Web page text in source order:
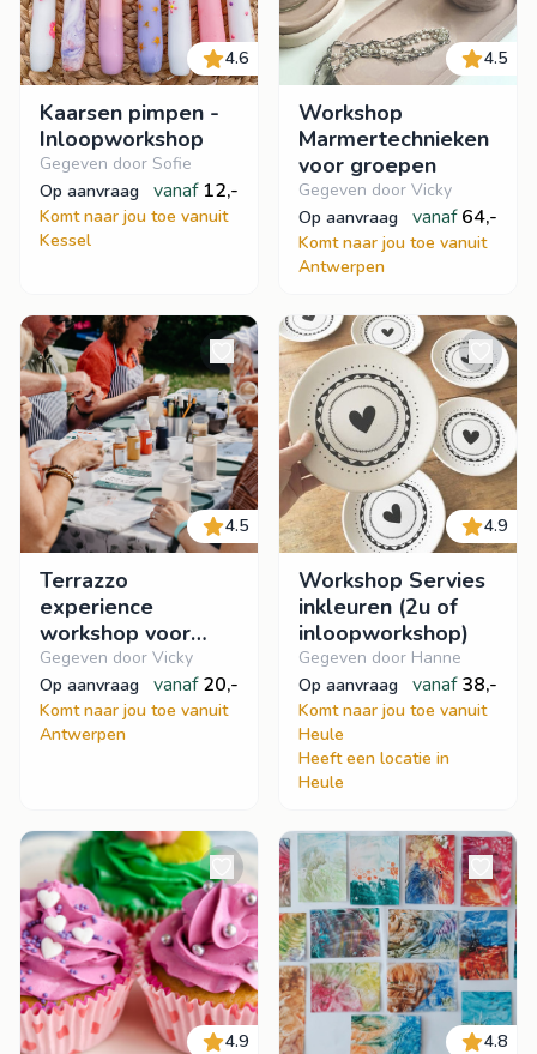
4.6
Kaarsen pimpen -
Inloopworkshop
Gegeven door Sofie
op aanvraag
vanaf 12,-
Komt naar jou toe vanuit
Kessel
4.5
Workshop
Marmertechnieken
voor groepen
Gegeven door Vicky
op aanvraag
vanaf 64,-
Komt naar jou toe vanuit
Antwerpen
4.5
Terrazzo
experience
workshop voor
events
Gegeven door Vicky
op aanvraag
vanaf 20,-
Komt naar jou toe vanuit
Antwerpen
4.9
Workshop Servies
inkleuren (2u of
inloopworkshop)
Gegeven door Hanne
op aanvraag
vanaf 38,-
Komt naar jou toe vanuit
Heule
Heeft een locatie in
Heule
4.9 4.8